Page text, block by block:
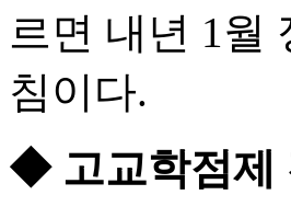
르면 내년 1월
침이다.
◆ 고교학점제